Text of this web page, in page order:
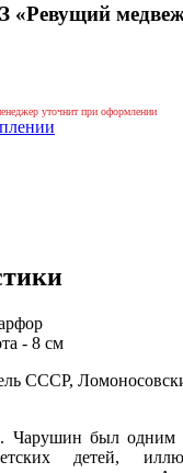
«Ревущий
уточнит при оформлении
- 8 см
СССР,
Чарушин был
детей,